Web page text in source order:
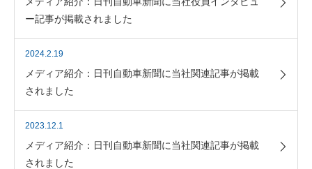
ー記事が掲載されました
2024.2.19
メディア紹介：日刊自動車新聞に当社関連記事が掲載
されました
2023.12.1
メディア紹介：日刊自動車新聞に当社関連記事が掲載
されました